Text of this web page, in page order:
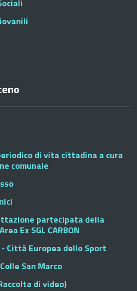
di vita cittadina a cura
comunale
partecipata della
Ex SGL CARBON
Città Europea dello Sport
San Marco
di video)